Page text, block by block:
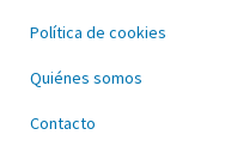
Política de cookies
Quiénes somos
Contacto